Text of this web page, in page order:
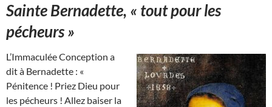
Sainte Bernadette, « tout pour les
pécheurs »
L’Immaculée Conception a
dit à Bernadette : «
Pénitence ! Priez Dieu pour
les pécheurs ! Allez baiser la